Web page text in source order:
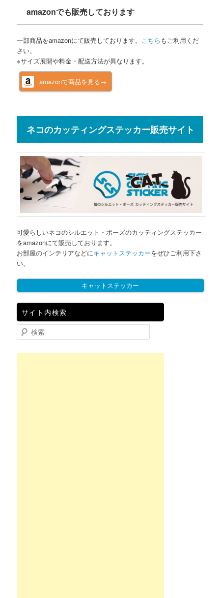
amazonでも販売しております
一部商品をamazonにて販売しております。 こちら もご利用くだ
さい。
※サイズ展開や料金・配送方法が異なります。
amazonで商品を見る→
ネコのカッティングステッカー販売サイト
可愛らしいネコのシルエット・ポーズのカッティングステッカー
をamazonにて販売しております。
お部屋のインテリアなどにキャットステッカーをぜひご利用下さ
い。
キャットステッカー
サイト内検索
検索